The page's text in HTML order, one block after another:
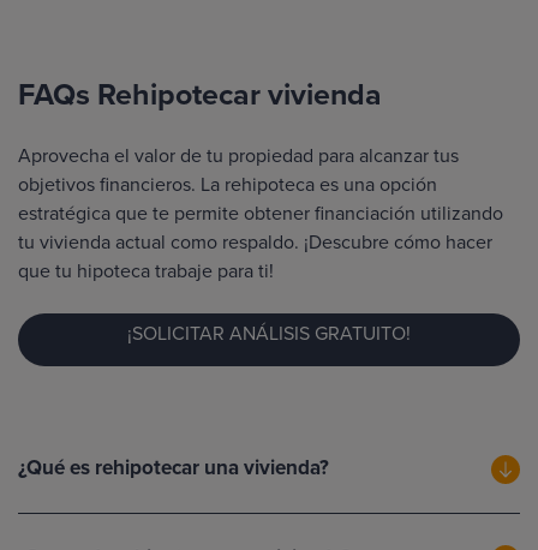
FAQs Rehipotecar vivienda
Aprovecha el valor de tu propiedad para alcanzar tus
objetivos financieros. La rehipoteca es una opción
estratégica que te permite obtener financiación utilizando
tu vivienda actual como respaldo. ¡Descubre cómo hacer
que tu hipoteca trabaje para ti!
¡SOLICITAR ANÁLISIS GRATUITO!
¿Qué es rehipotecar una vivienda?